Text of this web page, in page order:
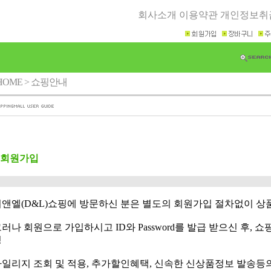
회사소개 이용약관 개인정보취
> 쇼핑안내
원가입
앤엘(D&L)쇼핑에 방문하신 분은 별도의 회원가입 절차없이 상
나 회원으로 가입하시고 ID와 Password를 발급 받으신 후,
일리지 조회 및 적용, 추가할인혜택, 신속한 신상품정보 발송등